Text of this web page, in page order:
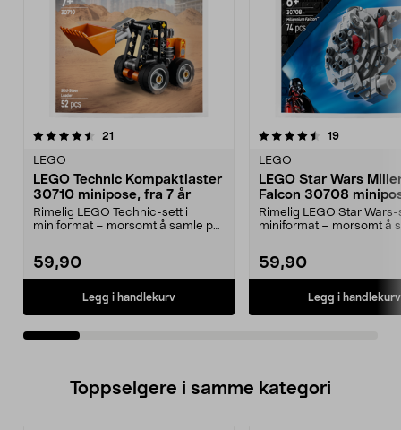
21
LEGO
LEGO Technic Kompaktlaster
30710 minipose, fra 7 år
Rimelig LEGO Technic-sett i
miniformat – morsomt å samle på
59,90
Legg i handlekurv
4.5av 5 stjerner 19anmeldelser
LEGO
LEGO Star Wars
Falcon 30708
år
Rimelig LEGO Star Wars-
miniformat – morsomt å
59,90
Legg i handlekurv
4.5av 5 stjerner
Toppselgere i samme kategori